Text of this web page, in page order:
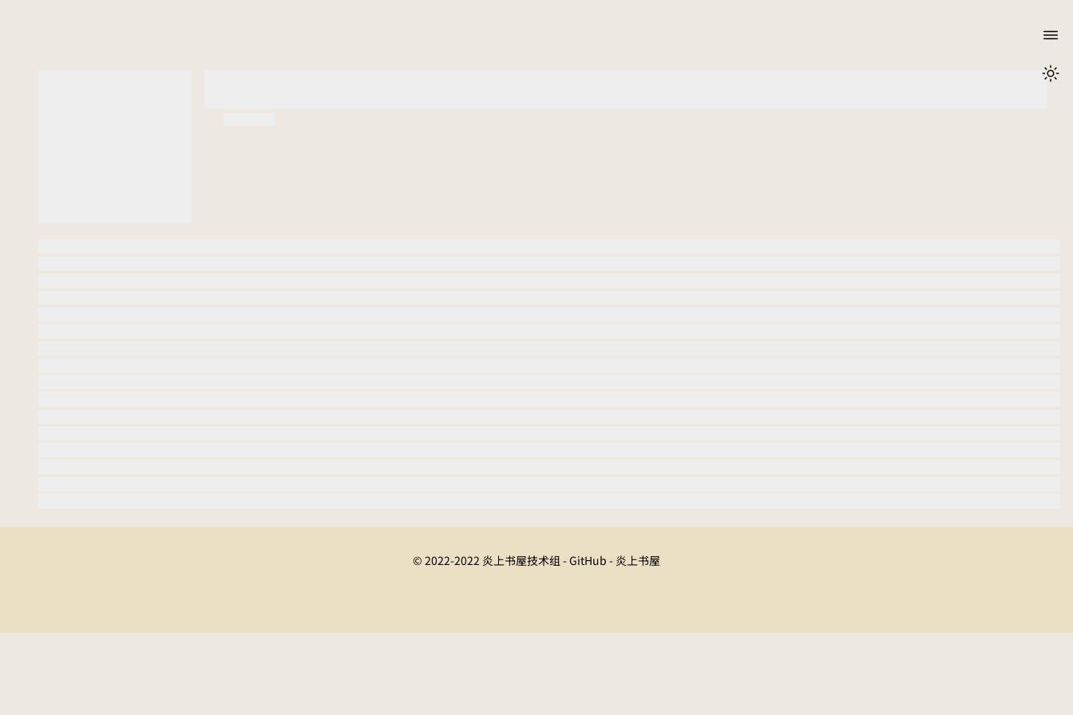
© 2022-2022 炎上书屋技术组 - GitHub - 炎上书屋